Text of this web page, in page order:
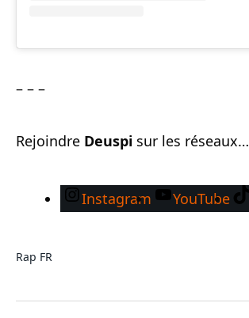
– – –
Rejoindre Deuspi sur les réseaux…
Instagram YouTube
Rap FR